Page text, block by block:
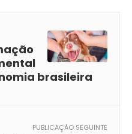
brasileira
PUBLICAÇÃO SEGUINTE